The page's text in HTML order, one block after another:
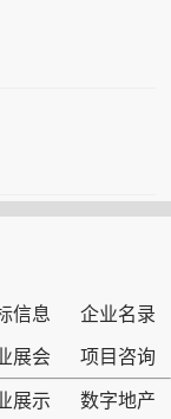
信息 企业名录
展会 项目咨询
展示 数字地产